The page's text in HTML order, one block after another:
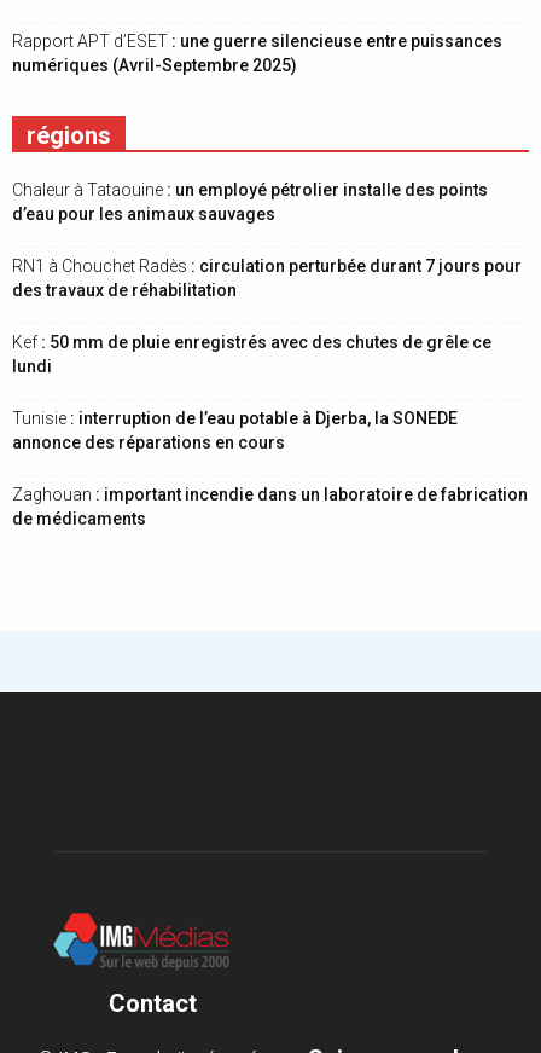
Rapport APT d’ESET : une guerre silencieuse entre puissances
numériques (Avril-Septembre 2025)
régions
Chaleur à Tataouine : un employé pétrolier installe des points
d’eau pour les animaux sauvages
RN1 à Chouchet Radès : circulation perturbée durant 7 jours pour
des travaux de réhabilitation
Kef : 50 mm de pluie enregistrés avec des chutes de grêle ce
lundi
Tunisie : interruption de l’eau potable à Djerba, la SONEDE
annonce des réparations en cours
Zaghouan : important incendie dans un laboratoire de fabrication
de médicaments
Contact